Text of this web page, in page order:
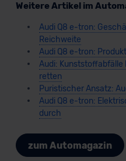
Weitere Artikel im
Audi Q8 e-tron:
Reichweite
Audi Q8 e-tron:
Audi: Kunststoffabfälle
retten
Puristischer Ansatz:
Audi Q8 e-tron:
durch
zum Automagazin